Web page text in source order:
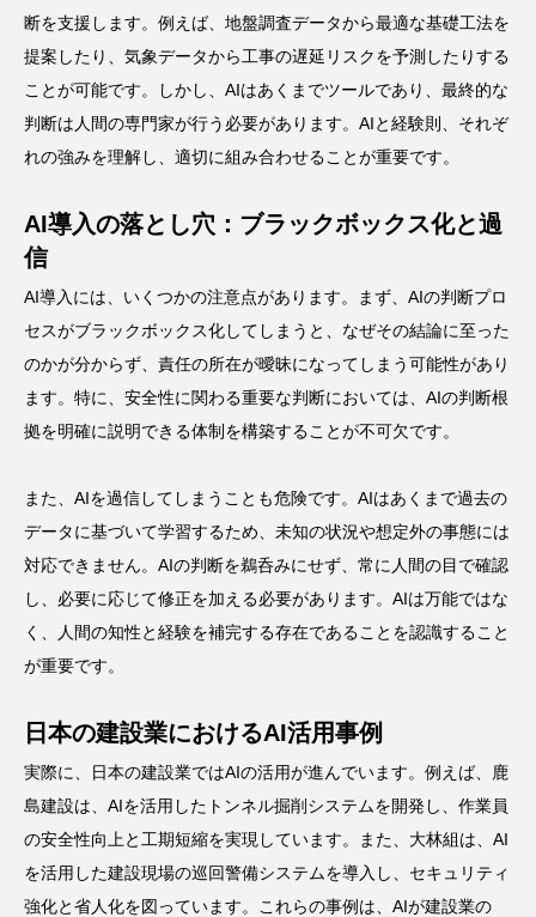
断を支援します。例えば、地盤調査データから最適な基礎工法を
提案したり、気象データから工事の遅延リスクを予測したりする
ことが可能です。しかし、AIはあくまでツールであり、最終的な
判断は人間の専門家が行う必要があります。AIと経験則、それぞ
れの強みを理解し、適切に組み合わせることが重要です。
AI導入の落とし穴：ブラックボックス化と過
信
AI導入には、いくつかの注意点があります。まず、AIの判断プロ
セスがブラックボックス化してしまうと、なぜその結論に至った
のかが分からず、責任の所在が曖昧になってしまう可能性があり
ます。特に、安全性に関わる重要な判断においては、AIの判断根
拠を明確に説明できる体制を構築することが不可欠です。
また、AIを過信してしまうことも危険です。AIはあくまで過去の
データに基づいて学習するため、未知の状況や想定外の事態には
対応できません。AIの判断を鵜呑みにせず、常に人間の目で確認
し、必要に応じて修正を加える必要があります。AIは万能ではな
く、人間の知性と経験を補完する存在であることを認識すること
が重要です。
日本の建設業におけるAI活用事例
実際に、日本の建設業ではAIの活用が進んでいます。例えば、鹿
島建設は、AIを活用したトンネル掘削システムを開発し、作業員
の安全性向上と工期短縮を実現しています。また、大林組は、AI
を活用した建設現場の巡回警備システムを導入し、セキュリティ
強化と省人化を図っています。これらの事例は、AIが建設業の